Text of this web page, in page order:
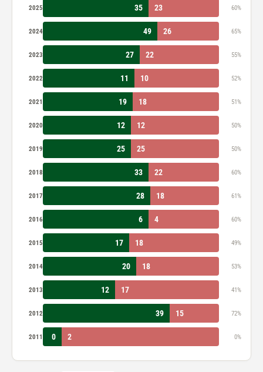
2025 35 23 60%
2024 49 26 65%
2023 27 22 55%
2022 11 10 52%
2021 19 18 51%
2020 12 12 50%
2019 25 25 50%
2018 33 22 60%
2017 28 18 61%
2016 6 4 60%
2015 17 18 49%
2014 20 18 53%
2013 12 17 41%
2012 39 15 72%
2011 0 2 0%